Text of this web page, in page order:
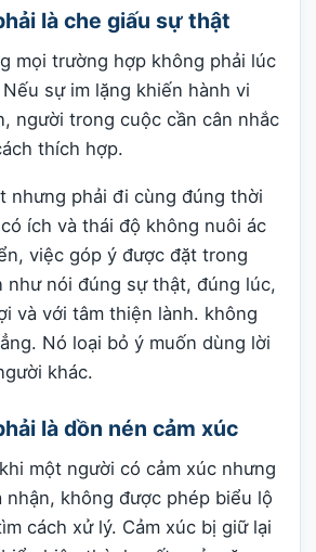
là che giấu sự thật
mọi trường hợp không phải lúc
sự im lặng khiến hành vi
người trong cuộc cần cân nhắc
thích hợp.
nhưng phải đi cùng đúng thời
ích và thái độ không nuôi ác
việc góp ý được đặt trong
như nói đúng sự thật, đúng lúc,
và với tâm thiện lành. không
Nó loại bỏ ý muốn dùng lời
khác.
là dồn nén cảm xúc
một người có cảm xúc nhưng
nhận, không được phép biểu lộ
cách xử lý. Cảm xúc bị giữ lại